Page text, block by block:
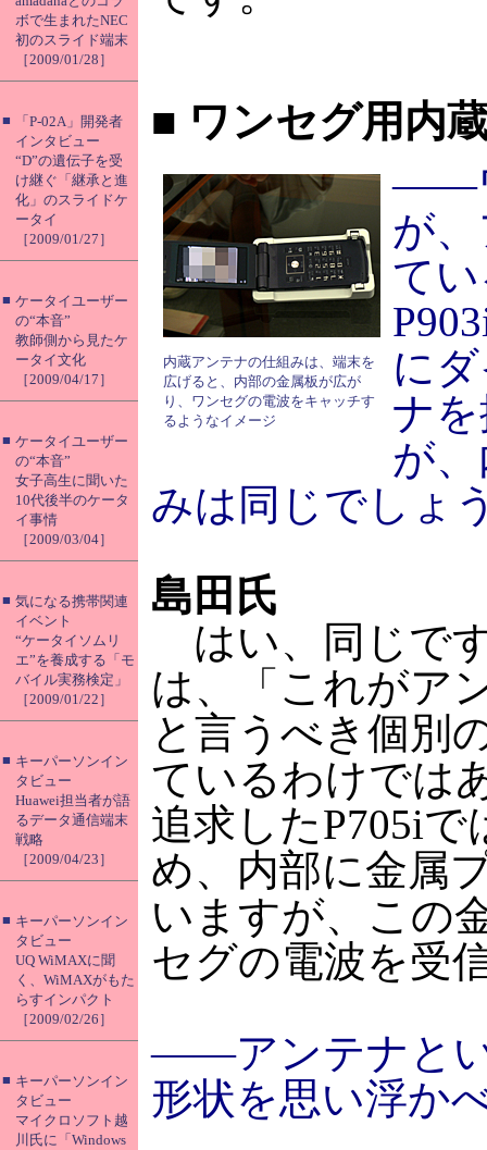
ボで生まれたNEC
初のスライド端末
［2009/01/28］
■
「P-02A」開発者
インタビュー
“D”の遺伝子を受
け継ぐ「継承と進
化」のスライドケ
ータイ
［2009/01/27］
■ ケータイユーザー
の“本音”
教師側から見たケ
ータイ文化
［2009/04/17］
■ ケータイユーザー
の“本音”
女子高生に聞いた
10代後半のケータ
イ事情
［2009/03/04］
■ 気になる携帯関連
イベント
“ケータイソムリ
エ”を養成する「モ
バイル実務検定」
［2009/01/22］
■ キーパーソンイン
タビュー
Huawei担当者が語
るデータ通信端末
戦略
［2009/04/23］
■ キーパーソンイン
タビュー
UQ WiMAXに聞
く、WiMAXがもた
らすインパクト
［2009/02/26］
■ キーパーソンイン
タビュー
マイクロソフト越
川氏に「Windows
■ ワンセグ用内
内蔵アンテナの仕組みは、端末を
広げると、内部の金属板が広が
り、ワンセグの電波をキャッチす
るようなイメージ
――
が
て
に
ナ
が
みは同じでしょ
島田氏
はい、同じで
は、「これがア
と言うべき個別
ているわけでは
追求したP705i
め、内部に金属
いますが、この
セグの電波を受
――アンテナと
形状を思い浮